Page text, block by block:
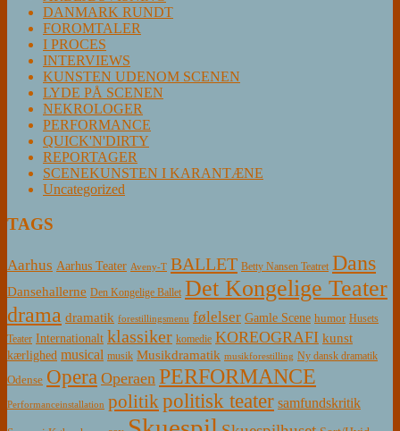
DANMARK RUNDT
FOROMTALER
I PROCES
INTERVIEWS
KUNSTEN UDENOM SCENEN
LYDE PÅ SCENEN
NEKROLOGER
PERFORMANCE
QUICK'N'DIRTY
REPORTAGER
SCENEKUNSTEN I KARANTÆNE
Uncategorized
TAGS
Aarhus Aarhus Teater Aveny-T BALLET Betty Nansen Teatret Dans
Dansehallerne Den Kongelige Ballet Det Kongelige Teater
drama dramatik forestillingsmenu følelser Gamle Scene humor Husets
Teater Internationalt klassiker komedie KOREOGRAFI kunst
kærlighed musical musik Musikdramatik musikforestilling Ny dansk dramatik
Odense Opera Operaen PERFORMANCE
Performanceinstallation politikpolitisk teater samfundskritik